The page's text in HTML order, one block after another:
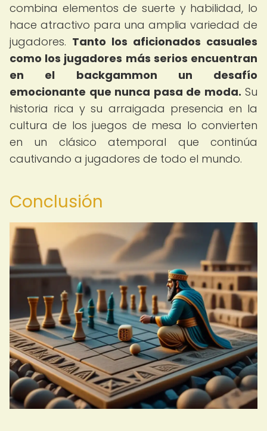
combina elementos de suerte y habilidad, lo
hace atractivo para una amplia variedad de
jugadores. Tanto los aficionados casuales
como los jugadores más serios encuentran
en el backgammon un desafío
emocionante que nunca pasa de moda. Su
historia rica y su arraigada presencia en la
cultura de los juegos de mesa lo convierten
en un clásico atemporal que continúa
cautivando a jugadores de todo el mundo.
Conclusión